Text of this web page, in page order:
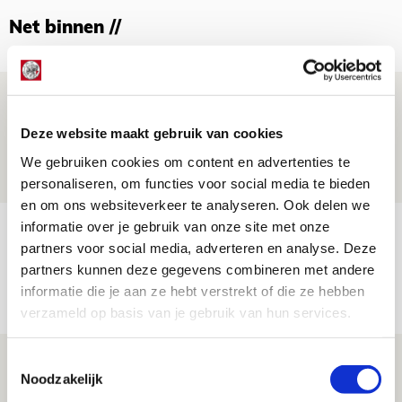
Deze website maakt gebruik van cookies
We gebruiken cookies om content en advertenties te
personaliseren, om functies voor social media te bieden
en om ons websiteverkeer te analyseren. Ook delen we
informatie over je gebruik van onze site met onze
partners voor social media, adverteren en analyse. Deze
partners kunnen deze gegevens combineren met andere
informatie die je aan ze hebt verstrekt of die ze hebben
verzameld op basis van je gebruik van hun services.
Noodzakelijk
Net binnen //
Spelen bij Jong Ajax of Ajax 1? Dat
maakt Abdalla ‘geen reet’ uit
Brandt: ‘Ajax en Cruijff bleven door
mijn hoofd spoken’
07 AUGUSTUS 2026 - 20:02
spreekt over Godts, Baas en